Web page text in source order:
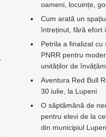
oameni, locuințe,
Cum arată un
întreținut, fără efort
Petrila a finalizat cu
PNRR pentru
unităților de
Aventura Red Bull
30 iulie, la Lupeni
O săptămână de
pentru elevi de la
din municipiul